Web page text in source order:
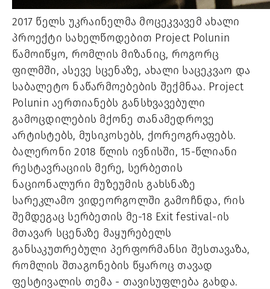
2017 წელს უკრაინელმა მოცეკვავემ ახალი
პროექტი სახელწოდებით Project Polunin
წამოიწყო, რომლის მიზანიც, როგორც
ფილმში, ასევე სცენაზე, ახალი საცეკვაო და
საბალეტო ნაწარმოებების შექმნაა. Project
Polunin აერთიანებს განსხვავებული
გამოცდილების მქონე თანამედროვე
არტისტებს, მუსიკოსებს, ქორეოგრაფებს.
ბალერონი 2018 წლის ივნისში, 15-წლიანი
რესტავრაციის მერე, სერბეთის
ნაციონალური მუზეუმის გახსნაზე
სარეკლამო ვიდეორგოლში გამოჩნდა, რის
შემდეგაც სერბეთის მე-18 Exit festival-ის
მთავარ სცენაზე მაყურებელს
განსაკუთრებული პერფორმანსი შესთავაზა,
რომლის შთაგონების წყაროც თავად
ფესტივალის თემა - თავისუფლება გახდა.